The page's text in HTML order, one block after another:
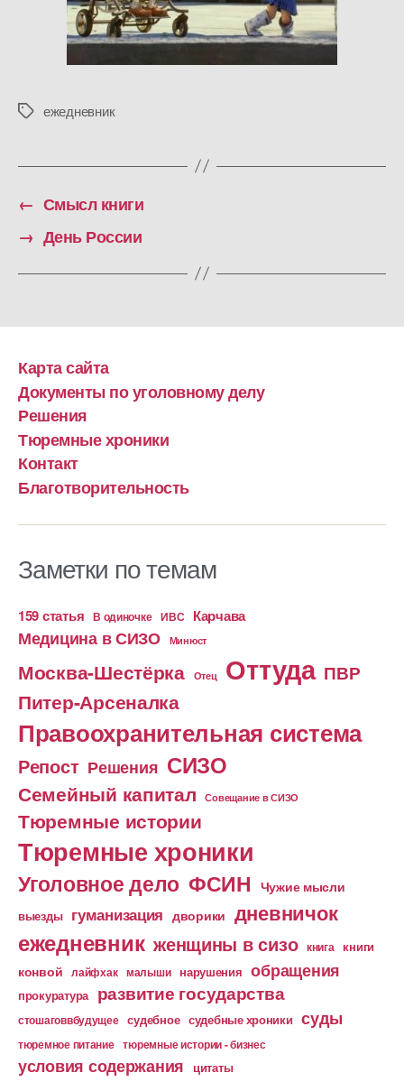
Меткиежедневник
← Смысл книги
→ День России
Карта сайта
Документы по уголовному делу
Решения
Тюремные хроники
Контакт
Благотворительность
Заметки по темам
159 статья В одиночке ИВС Карчава
Медицина в СИЗО Минюст
Москва-Шестёрка Отец Оттуда ПВР
Питер-Арсеналка
Правоохранительная система
Репост Решения СИЗО
Семейный капитал Совещание в СИЗО
Тюремные истории
Тюремные хроники
Уголовное дело ФСИН Чужие мысли
выезды гуманизация дворики дневничок
ежедневник женщины в сизо книга книги
конвой лайфхак малыши нарушения обращения
прокуратура развитие государства
стошаговвбудущее судебное судебные хроники суды
тюремное питание тюремные истории - бизнес
условия содержания цитаты